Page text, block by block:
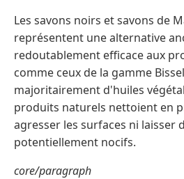
Les savons noirs et savons de
représentent une alternative
redoutablement efficace aux
comme ceux de la gamme
majoritairement d'huiles
produits naturels nettoient en
agresser les surfaces ni laisser
potentiellement nocifs.
core/paragraph